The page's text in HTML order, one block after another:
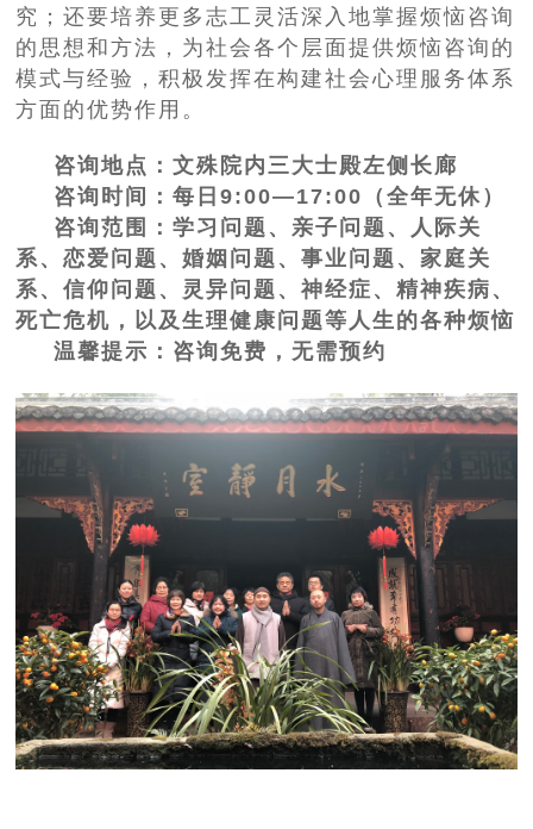
究；还要培养更多志工灵活深入地掌握烦恼咨询
的思想和方法，为社会各个层面提供烦恼咨询的
模式与经验，积极发挥在构建社会心理服务体系
方面的优势作用。
咨询地点：文殊院内三大士殿左侧长廊
咨询时间：每日9:00—17:00（全年无休）
咨询范围：学习问题、亲子问题、人际关
系、恋爱问题、婚姻问题、事业问题、家庭关
系、信仰问题、灵异问题、神经症、精神疾病、
死亡危机，以及生理健康问题等人生的各种烦恼
温馨提示：咨询免费，无需预约